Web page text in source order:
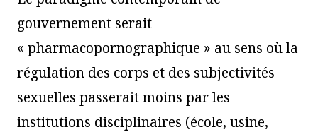
gouvernement serait
« pharmacopornographique » au sens où la
régulation des corps et des subjectivités
sexuelles passerait moins par les
institutions disciplinaires (école, usine,